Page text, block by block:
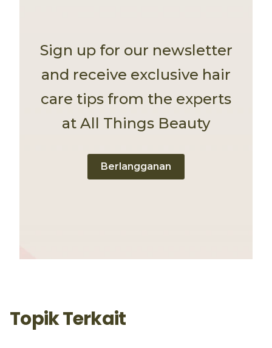
Sign up for our newsletter
and receive exclusive hair
care tips from the experts
at All Things Beauty
Berlangganan
Topik Terkait